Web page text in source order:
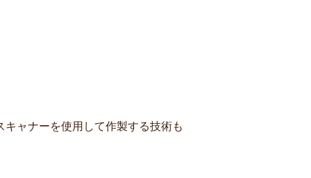
ャナーを使用して作製する技術も